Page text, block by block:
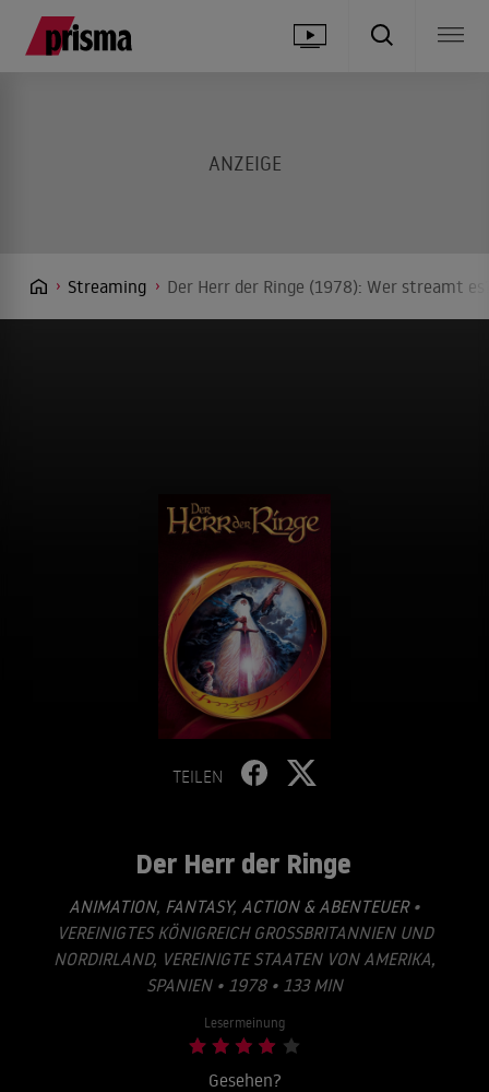
Streaming Der Herr der Ringe (1978): Wer streamt
TEILEN
Der Herr der Ringe
ANIMATION, FANTASY, ACTION & ABENTEUER•
VEREINIGTES KÖNIGREICH GROSSBRITANNIEN UND N
ORDIRLAND, VEREINIGTE STAATEN VON AMERIKA, S
PANIEN • 1978 • 133 MIN
Lesermeinung
Gesehen?